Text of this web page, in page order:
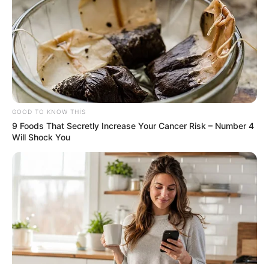
23:09 / 05 Avqust 2026 CƏMİYYƏT
Mal ətinin qiymətində dəyişiklik oldu -
VİDEO
GOOD TO KNOW THIS
9 Foods That Secretly Increase Your Cancer Risk – Number 4
Will Shock You